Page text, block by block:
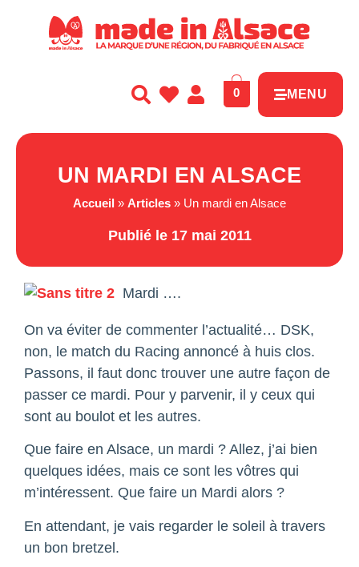
0 MENU
UN MARDI EN ALSACE
Accueil » Articles » Un mardi en Alsace
Publié le 17 mai 2011
Mardi ….
On va éviter de commenter l’actualité… DSK,
non, le match du Racing annoncé à huis clos.
Passons, il faut donc trouver une autre façon de
passer ce mardi. Pour y parvenir, il y ceux qui
sont au boulot et les autres.
Que faire en Alsace, un mardi ? Allez, j’ai bien
quelques idées, mais ce sont les vôtres qui
m’intéressent. Que faire un Mardi alors ?
En attendant, je vais regarder le soleil à travers
un bon bretzel.